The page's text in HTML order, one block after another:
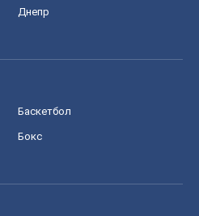
Днепр
Баскетбол
Бокс